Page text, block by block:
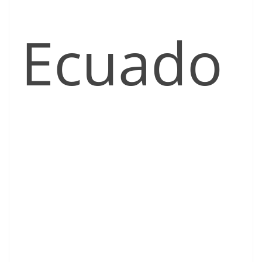
Ecuado